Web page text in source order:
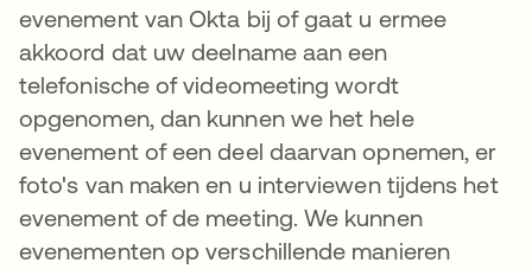
evenement van Okta bij of gaat u ermee
akkoord dat uw deelname aan een
telefonische of videomeeting wordt
opgenomen, dan kunnen we het hele
evenement of een deel daarvan opnemen, er
foto's van maken en u interviewen tijdens het
evenement of de meeting. We kunnen
evenementen op verschillende manieren